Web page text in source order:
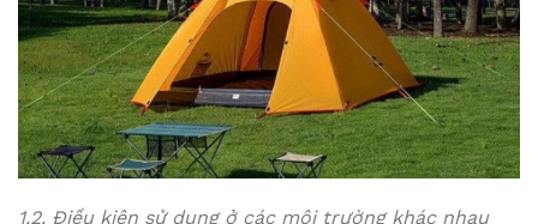
1.2. Điều kiện sử dụng ở các môi trường khác nhau